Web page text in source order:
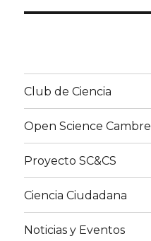
Club de Ciencia
Open Science Cambre
Proyecto SC&CS
Ciencia Ciudadana
Noticias y Eventos